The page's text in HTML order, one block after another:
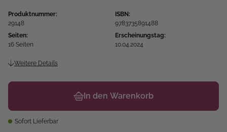
Produktnummer:
29148
ISBN:
9783735891488
Seiten:
16 Seiten
Erscheinungstag:
10.04.2024
Weitere Details
In den Warenkorb
Sofort Lieferbar